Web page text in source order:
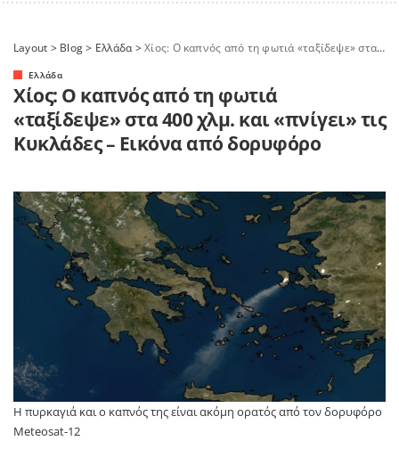
Layout > Blog> Ελλάδα>Χίος: Ο καπνός από τη φωτιά «ταξίδεψε» στα 400 χλμ. και «πνίγει» τις Κυκλάδες – Εικόνα από δορυφόρο
Ελλάδα
Χίος: Ο καπνός από τη φωτιά
«ταξίδεψε» στα 400 χλμ. και «πνίγει» τις
Κυκλάδες – Εικόνα από δορυφόρο
Η πυρκαγιά και ο καπνός της είναι ακόμη ορατός από τον δορυφόρο
Meteosat-12